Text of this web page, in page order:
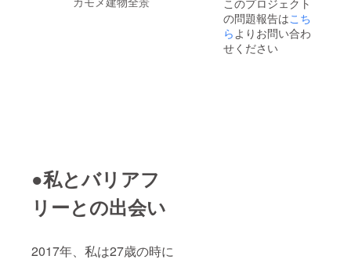
●私とバリアフ
リーとの出会い
2017年、私は27歳の時に
の問題報告はこち
ら よりお問い合わ
せください